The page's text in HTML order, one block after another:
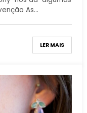
As…
LER MAIS